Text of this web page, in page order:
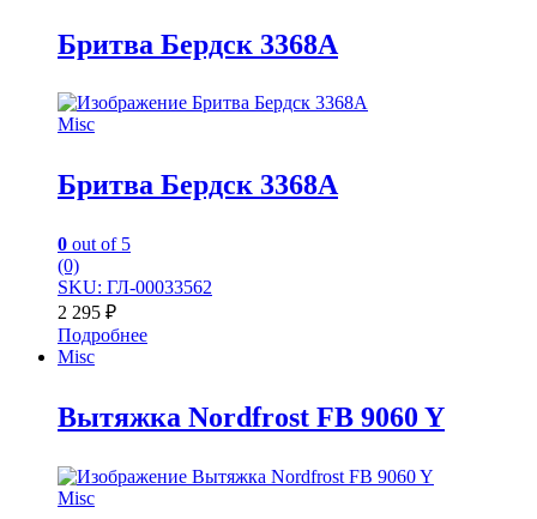
Бритва Бердск 3368А
Misc
Бритва Бердск 3368А
0 out of 5
(0)
SKU: ГЛ-00033562
2 295 ₽
Подробнее
Misc
Вытяжка Nordfrost FB 9060 Y
Misc